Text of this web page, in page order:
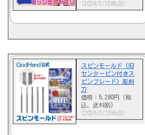
(2024/3/13時点)
スピンモールド (旧
センターピン付きス
ピンブレード) 彫刻
刀
価格：5,280円（税
込、送料別)
(2024/3/13時点)